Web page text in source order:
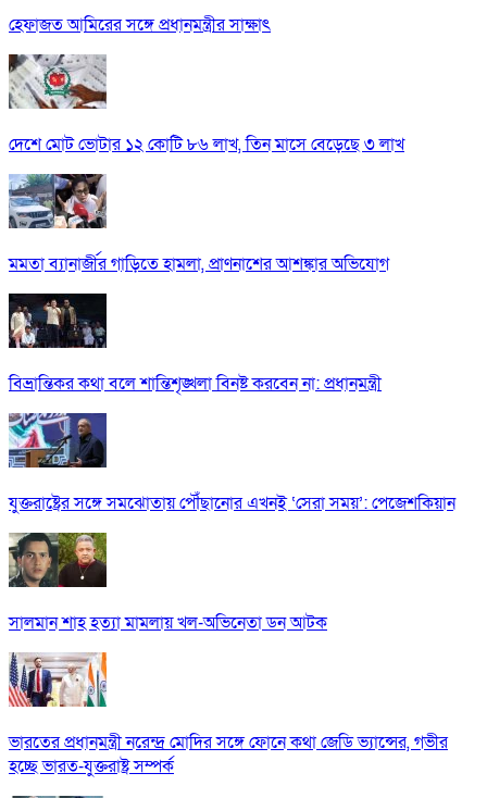
হেফাজত আমিরের সঙ্গে প্রধানমন্ত্রীর সাক্ষাৎ
দেশে মোট ভোটার ১২ কোটি ৮৬ লাখ, তিন মাসে বেড়েছে ৩ লাখ
মমতা ব্যানার্জীর গাড়িতে হামলা, প্রাণনাশের আশঙ্কার অভিযোগ
বিভ্রান্তিকর কথা বলে শান্তিশৃঙ্খলা বিনষ্ট করবেন না: প্রধানমন্ত্রী
যুক্তরাষ্ট্রের সঙ্গে সমঝোতায় পৌঁছানোর এখনই ‘সেরা সময়’: পেজেশকিয়ান
সালমান শাহ হত্যা মামলায় খল-অভিনেতা ডন আটক
ভারতের প্রধানমন্ত্রী নরেন্দ্র মোদির সঙ্গে ফোনে কথা জেডি ভ্যান্সের, গভীর
হচ্ছে ভারত-যুক্তরাষ্ট্র সম্পর্ক